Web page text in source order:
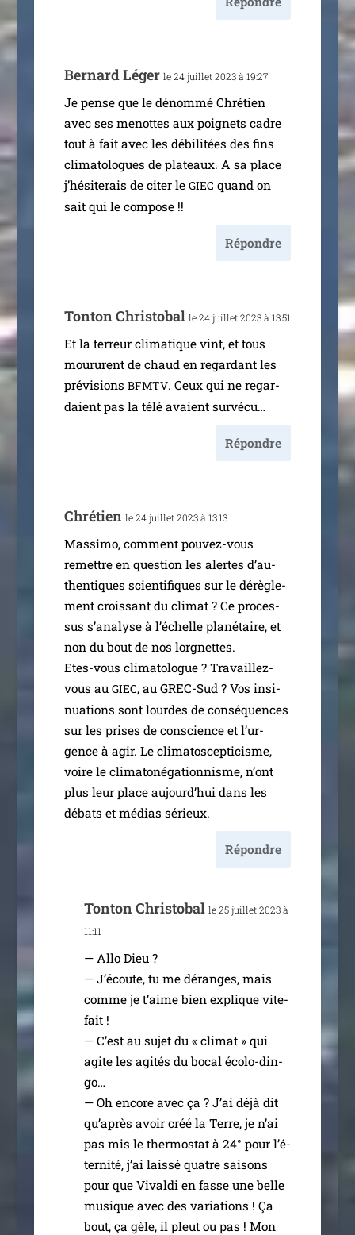
Bernard Léger le 24 juillet 2023 à 19:27
Je pense que le dénom­mé Chrétien
avec ses menottes aux poi­gnets cadre
tout à fait avec les débi­li­tées des fins
cli­ma­to­logues de pla­teaux. A sa place
j’hé­si­te­rais de citer le GIEC quand on
sait qui le compose !!
Répondre
Tonton Christobal le 24 juillet 2023 à 13:51
Et la ter­reur cli­ma­tique vint, et tous
mou­rurent de chaud en regar­dant les
pré­vi­sions BFMTV. Ceux qui ne regar­
daient pas la télé avaient survécu…
Répondre
Chrétien le 24 juillet 2023 à 13:13
Massimo, com­ment pou­­vez-vous
remettre en ques­tion les alertes d’au­
then­tiques scien­ti­fiques sur le dérè­gle­
ment crois­sant du cli­mat ? Ce pro­ces­
sus s’a­na­lyse à l’é­chelle pla­né­taire, et
non du bout de nos lor­gnettes.
Etes-vous cli­ma­to­logue ? Travaillez-
vous au GIEC, au GREC-Sud ? Vos insi­
nua­tions sont lourdes de consé­quences
sur les prises de conscience et l’ur­
gence à agir. Le cli­ma­tos­cep­ti­cisme,
voire le cli­ma­to­né­ga­tion­nisme, n’ont
plus leur place aujourd’­hui dans les
débats et médias sérieux.
Répondre
Tonton Christobal le 25 juillet 2023 à
11:11
— Allo Dieu ?
— J’écoute, tu me déranges, mais
comme je t’aime bien explique vite-
fait !
— C’est au sujet du « cli­mat » qui
agite les agi­tés du bocal éco­lo-din­
go…
— Oh encore avec ça ? J’ai déjà dit
qu’a­près avoir créé la Terre, je n’ai
pas mis le ther­mo­stat à 24° pour l’é­
ter­ni­té, j’ai lais­sé quatre sai­sons
pour que Vivaldi en fasse une belle
musique avec des varia­tions ! Ça
bout, ça gèle, il pleut ou pas ! Mon